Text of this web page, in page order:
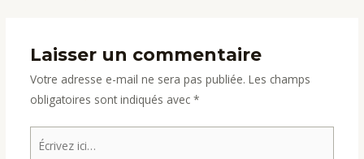
Laisser un commentaire
Votre adresse e-mail ne sera pas publiée. Les champs
obligatoires sont indiqués avec *
Écrivez